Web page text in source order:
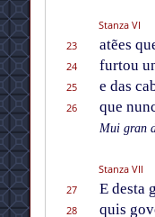
Stanza VI
23 atẽes
24
furtou
25
e das
26
que
Mui gran
Stanza VII
27 E desta
28
quis